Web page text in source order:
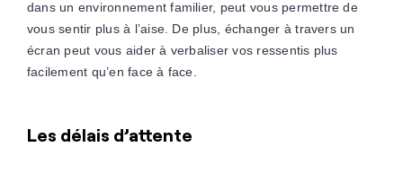
dans un environnement familier, peut vous permettre de
vous sentir plus à l’aise. De plus, échanger à travers un
écran peut vous aider à verbaliser vos ressentis plus
facilement qu’en face à face.
Les délais d’attente